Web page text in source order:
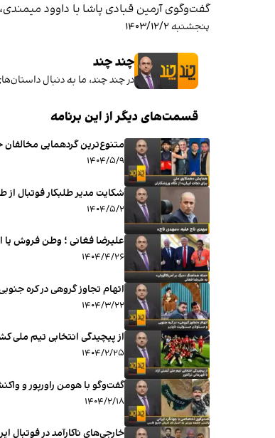
گفت‌وگوی آرمین قبادی پاشا با داوود
پنجشنبه ۱۴۰۳/۱۲/۲
چند چند
در چند چند، ما به دنبال
قسمت‌های دیگر از این برنامه
متنوع‌ترین گردهمایی
۱۴۰۴/۵/۹
شکایت مدیر طلبکار فوتبال از
۱۴۰۴/۵/۲
علیرضا فغانی ؛ وطن فروش یا
۱۴۰۴/۴/۲۶
اتهام تجاوز گروهی در کره‌
۱۴۰۴/۳/۲۲
از پیچیدگی انتخابی تیم ملی
۱۴۰۴/۲/۲۵
گفت‌وگو با هومن راورپور و
۱۴۰۴/۲/۱۸
خارجی‌های ناکارآمد در فوتبال